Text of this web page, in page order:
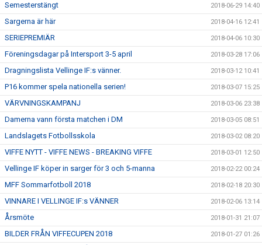
Semesterstängt 2018-06-29 14:40
Sargerna är här 2018-04-16 12:41
SERIEPREMIÄR 2018-04-06 10:30
Föreningsdagar på Intersport 3-5 april 2018-03-28 17:06
Dragningslista Vellinge IF:s vänner. 2018-03-12 10:41
P16 kommer spela nationella serien! 2018-03-07 15:25
VÄRVNINGSKAMPANJ 2018-03-06 23:38
Damerna vann första matchen i DM 2018-03-05 08:51
Landslagets Fotbollsskola 2018-03-02 08:20
VIFFE NYTT - VIFFE NEWS - BREAKING VIFFE 2018-03-01 12:50
Vellinge IF köper in sarger för 3 och 5-manna 2018-02-22 00:24
MFF Sommarfotboll 2018 2018-02-18 20:30
VINNARE I VELLINGE IF:s VÄNNER 2018-02-06 13:14
Årsmöte 2018-01-31 21:07
BILDER FRÅN VIFFECUPEN 2018 2018-01-27 01:26